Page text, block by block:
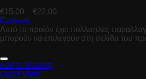
€15.00 – €22.00
Επιλογή
Αυτό το προϊόν έχει πολλαπλές
μπορούν να επιλεγούν στη σελίδα του
Add to Wishlist
Quick View